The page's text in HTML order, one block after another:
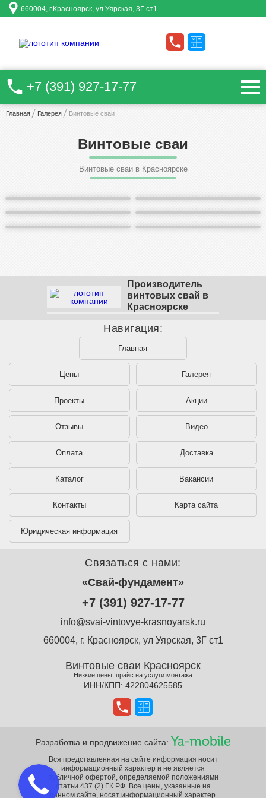
660004 , г. Красноярск , ул. Уярская, 3Г ст1
+7 (391) 927-17-77
Главная Галерея Винтовые сваи
Винтовые сваи
Винтовые сваи в Красноярске
Производитель
винтовых свай в
Красноярске
Навигация:
Главная
Цены Галерея
Проекты Акции
Отзывы Видео
Оплата Доставка
Каталог Вакансии
Контакты Карта сайта
Юридическая информация
Связаться с нами:
«Свай-фундамент»
+7 (391) 927-17-77
info@svai-vintovye-krasnoyarsk.ru
660004, г. Красноярск, ул Уярская, 3Г ст1
Винтовые сваи Красноярск
Низкие цены, прайс на услуги монтажа
ИНН/КПП: 422804625585
Разработка и продвижение сайта:
Вся представленная на сайте информация носит
информационный характер и не является
публичной офертой, определяемой положениями
статьи 437 (2) ГК РФ. Все цены, указанные на
данном сайте, носят информационный характер.